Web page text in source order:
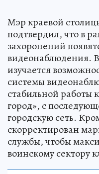
Мэр краевой
подтвердил, что в
захоронений
видеонаблюдения.
изучается
системы
стабильной работы
город», с
городскую сеть.
скорректирован
службы, чтобы
воинскому сектору